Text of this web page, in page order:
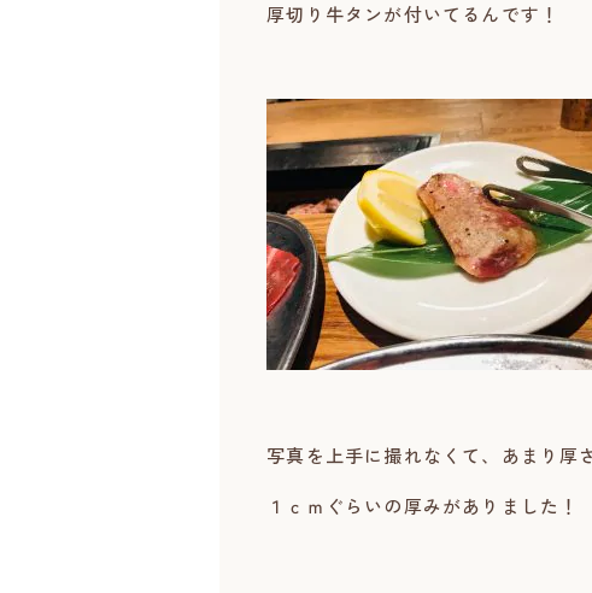
厚切り牛タンが付いてるんです！
写真を上手に撮れなくて、あまり厚
１ｃｍぐらいの厚みがありました！